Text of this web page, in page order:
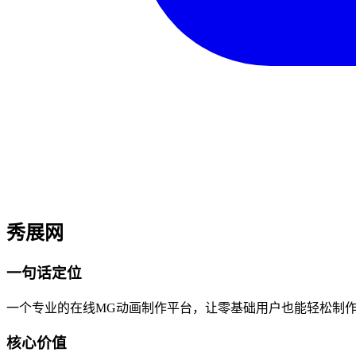
秀展网
一句话定位
一个专业的在线MG动画制作平台，让零基础用户也能轻松制
核心价值